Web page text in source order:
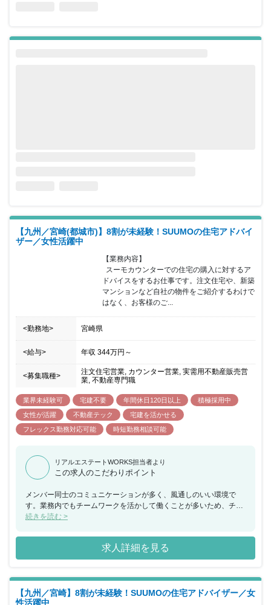
【九州／宮崎(都城市)】8割が未経験！SUUMOの住宅アドバイ
ザー／女性活躍中
【業務内容】
ドバイスをするお仕事です。注文住宅や、新築
マンションなど自社の物件をご紹介するわけで
はなく、お客様のご...
<勤務地> 宮崎県
<給与> 年収 344万円 ～
<募集職種>
注文住宅営業, カウンター営業, 実需用不動産販売営
業, 不動産専門職
業界未経験可 宅建不要 年間休日120日以上
積極採用中
女性が活躍
不動産テック
宅建を活かせる
フレックス勤務対応可能
時短勤務相談可能
リアルエステートWORKS担当者より
この求人のこだわりポイント
メンバー同士のコミュニケーションが多く、風通しのいい環境で
す。業務内でもチームワークを活かして働くことが多いため、チー
ムで何かを成し遂げたいと考えている方におススメの求人です。ま
制度など女性のライフイベントにも沿った制度が整っております。
続きを読む >
求人詳細を見る
【九州／宮崎】8割が未経験！SUUMOの住宅アドバイザー／女
性活躍中